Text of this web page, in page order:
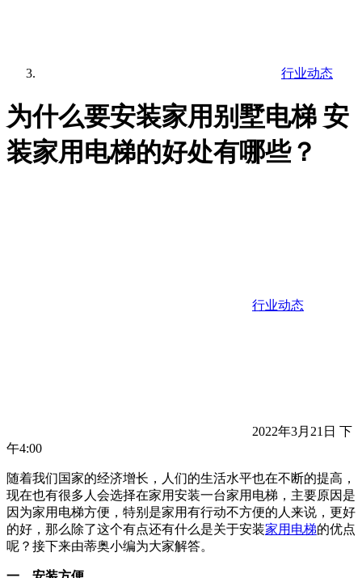
行业动态
为什么要安装家用别墅电梯 安
装家用电梯的好处有哪些？
行业动态
2022年3月21日 下
午4:00
随着我们国家的经济增长，人们的生活水平也在不断的提高，
现在也有很多人会选择在家用安装一台家用电梯，主要原因是
因为家用电梯方便，特别是家用有行动不方便的人来说，更好
的好，那么除了这个有点还有什么是关于安装家用电梯的优点
呢？接下来由蒂奥小编为大家解答。